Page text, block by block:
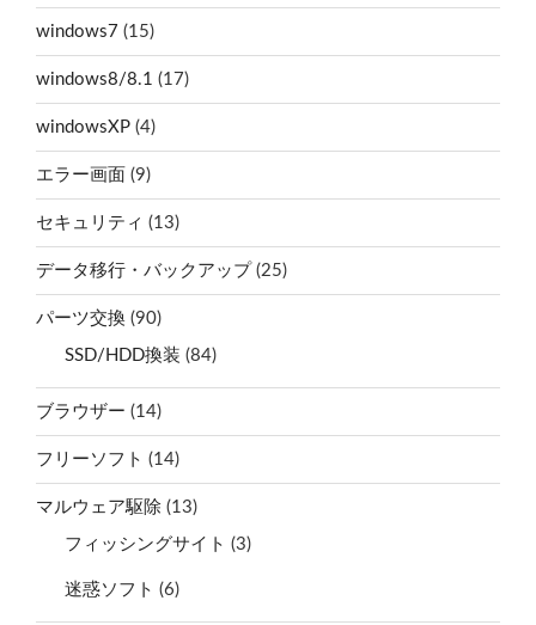
windows7 (15)
windows8/8.1 (17)
windowsXP (4)
エラー画面 (9)
セキュリティ (13)
データ移行・バックアップ(25)
パーツ交換 (90)
SSD/HDD換装 (84)
ブラウザー (14)
フリーソフト (14)
マルウェア駆除 (13)
フィッシングサイト (3)
迷惑ソフト (6)